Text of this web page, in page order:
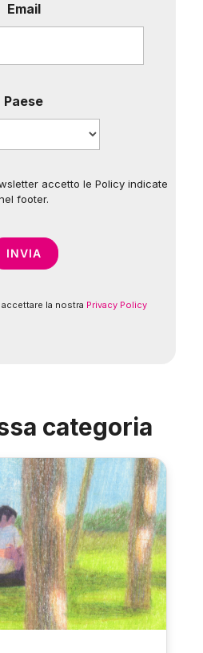
Email
Paese
*
accetto le Policy indicate
footer.
la nostra Privacy Policy
categoria